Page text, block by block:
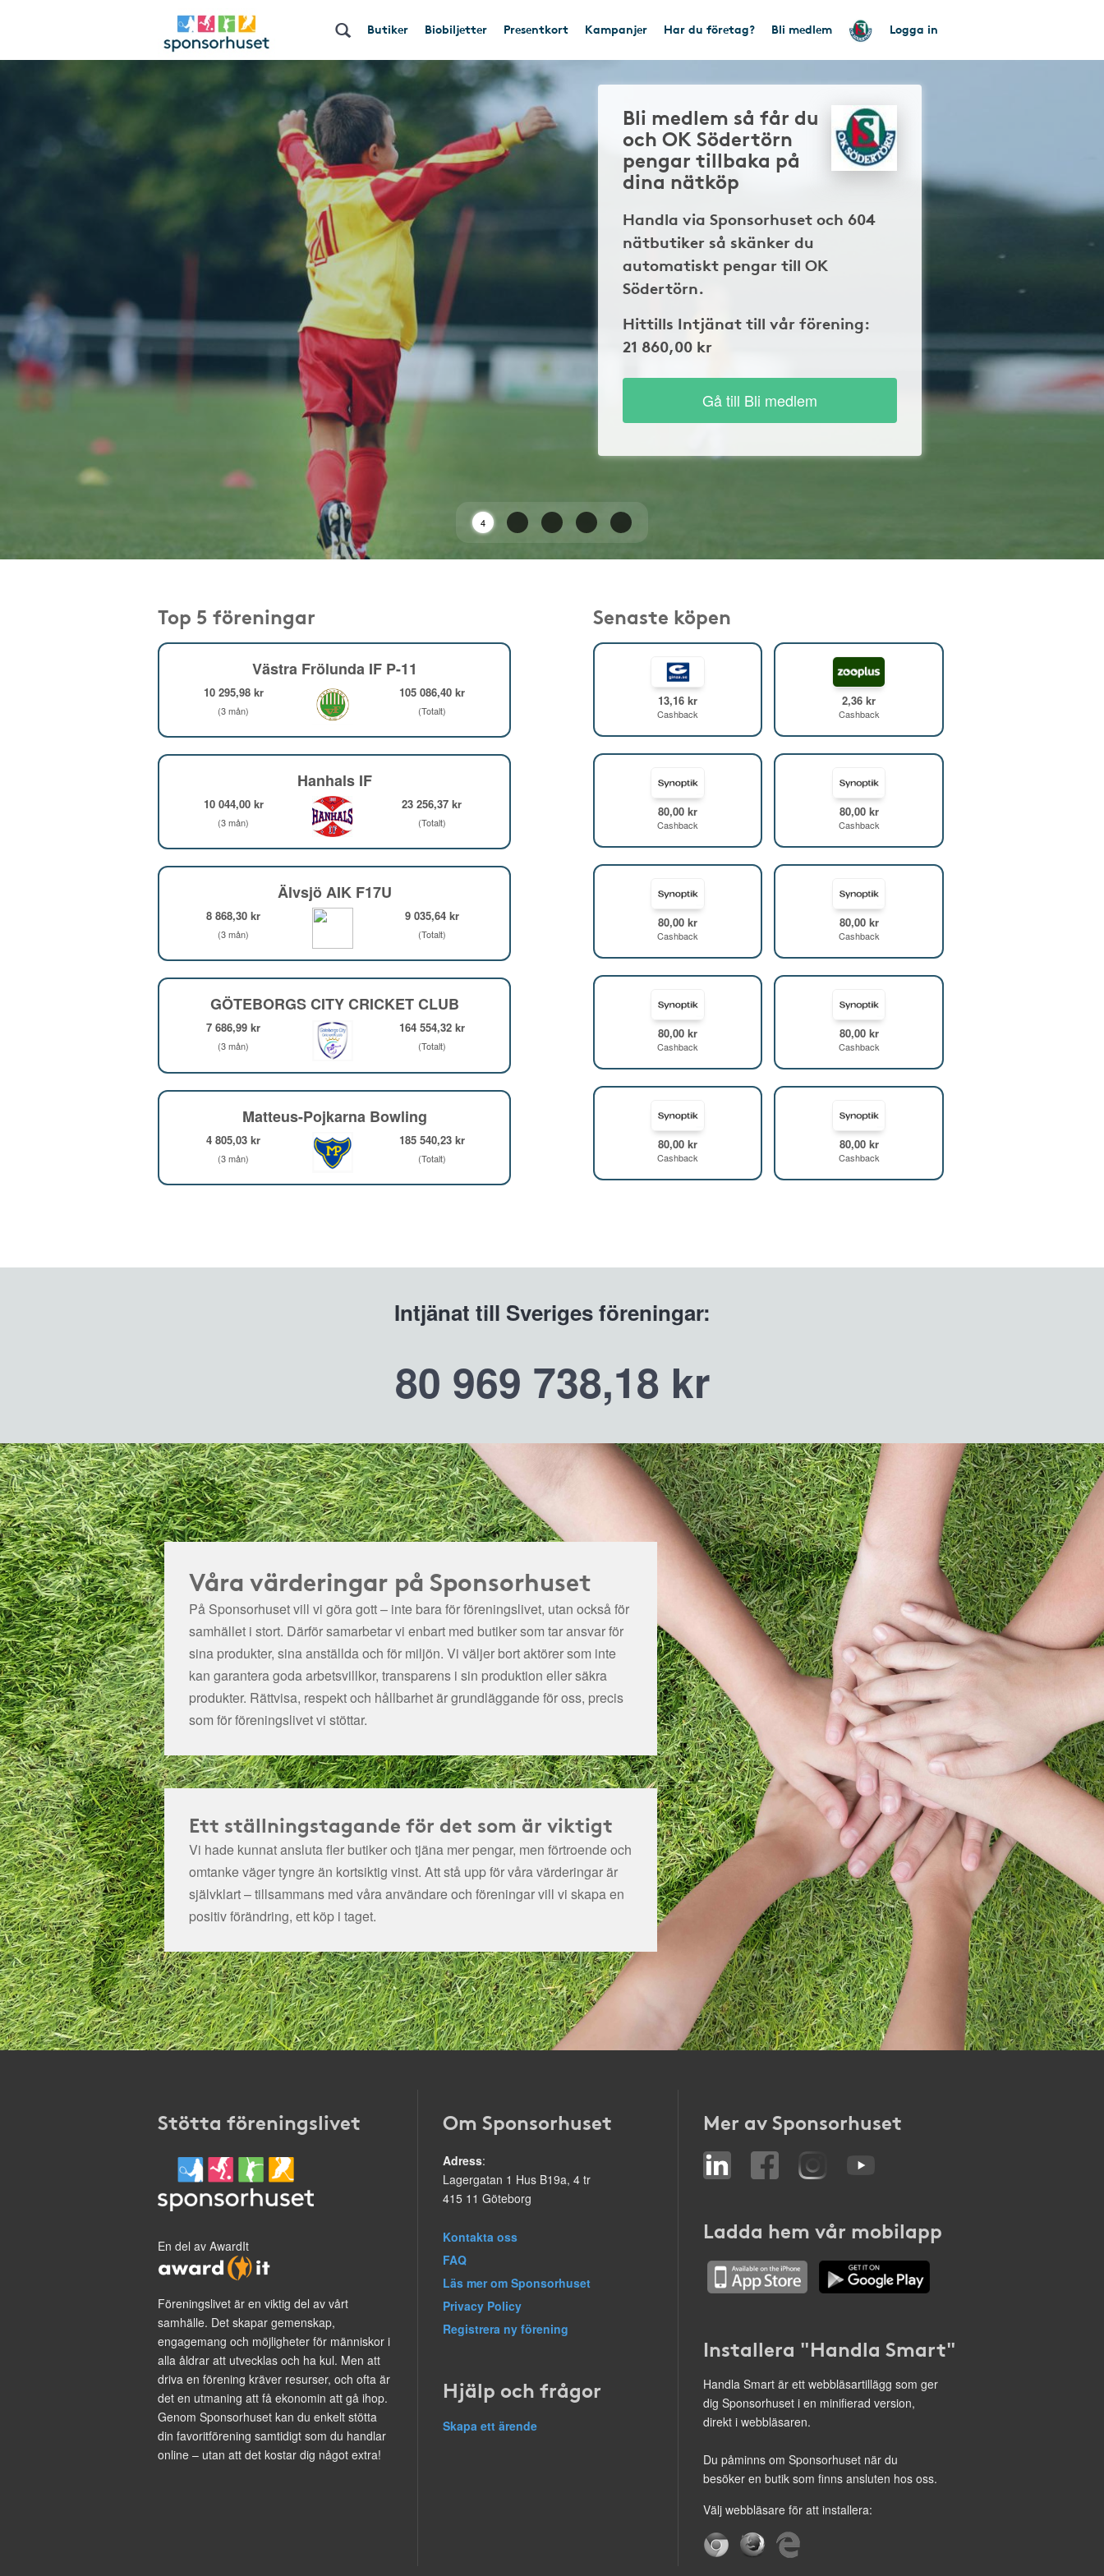
Butiker Biobiljetter Presentkort Kampanjer Har du företag? Bli medlem Logga in
Bli medlem så får du
och OK Södertörn
pengar tillbaka på
dina nätköp
Handla via Sponsorhuset och 604
nätbutiker så skänker du
automatiskt pengar till OK
Södertörn.
Hittills Intjänat till vår förening:
21 860,00 kr
Gå till Bli medlem
2
Top 5 föreningar
Västra Frölunda IF P-11
10 295,98 kr
(3 mån)
105 086,40 kr
(Totalt)
Hanhals IF
10 044,00 kr
(3 mån)
23 256,37 kr
(Totalt)
Älvsjö AIK F17U
8 868,30 kr
(3 mån)
9 035,64 kr
(Totalt)
GÖTEBORGS CITY CRICKET CLUB
7 686,99 kr
(3 mån)
164 554,32 kr
(Totalt)
Matteus-Pojkarna Bowling
4 805,03 kr
(3 mån)
185 540,23 kr
(Totalt)
Senaste köpen
13,16 kr
Cashback
2,36 kr
Cashback
80,00 kr
Cashback
80,00 kr
Cashback
80,00 kr
Cashback
80,00 kr
Cashback
80,00 kr
Cashback
80,00 kr
Cashback
80,00 kr
Cashback
80,00 kr
Cashback
Intjänat till Sveriges föreningar:
80 969 738,18 kr
Våra värderingar på Sponsorhuset
På Sponsorhuset vill vi göra gott – inte bara för föreningslivet, utan också för
samhället i stort. Därför samarbetar vi enbart med butiker som tar ansvar för
sina produkter, sina anställda och för miljön. Vi väljer bort aktörer som inte
kan garantera goda arbetsvillkor, transparens i sin produktion eller säkra
produkter. Rättvisa, respekt och hållbarhet är grundläggande för oss, precis
som för föreningslivet vi stöttar.
Ett ställningstagande för det som är viktigt
Vi hade kunnat ansluta fler butiker och tjäna mer pengar, men förtroende och
omtanke väger tyngre än kortsiktig vinst. Att stå upp för våra värderingar är
självklart – tillsammans med våra användare och föreningar vill vi skapa en
positiv förändring, ett köp i taget.
Stötta föreningslivet
En del av AwardIt
Föreningslivet är en viktig del av vårt
samhälle. Det skapar gemenskap,
engagemang och möjligheter för människor i
alla åldrar att utvecklas och ha kul. Men att
driva en förening kräver resurser, och ofta är
det en utmaning att få ekonomin att gå ihop.
Genom Sponsorhuset kan du enkelt stötta
din favoritförening samtidigt som du handlar
online – utan att det kostar dig något extra!
Om Sponsorhuset
Adress:
Lagergatan 1 Hus B19a, 4 tr
415 11 Göteborg
Kontakta oss
FAQ
Läs mer om Sponsorhuset
Privacy Policy
Registrera ny förening
Hjälp och frågor
Skapa ett ärende
Mer av Sponsorhuset
Ladda hem vår mobilapp
Installera "Handla Smart"
Handla Smart är ett webbläsartillägg som ger
dig Sponsorhuset i en minifierad version,
direkt i webbläsaren.
Du påminns om Sponsorhuset när du
besöker en butik som finns ansluten hos oss.
Välj webbläsare för att installera: